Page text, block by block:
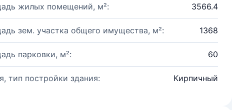
жилых помещений, м²: 3566.4
зем. участка общего имущества, м²: 1368
парковки, м²: 60
тип постройки здания: Кирпичный